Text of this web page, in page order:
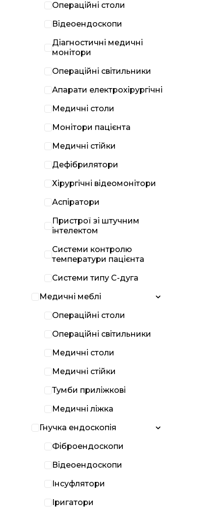
Операційні столи
Відеоендоскопи
Діагностичні медичні
монітори
Операційні світильники
Апарати електрохірургічні
Медичні столи
Монітори пацієнта
Медичні стійки
Дефібрилятори
Хірургічні відеомонітори
Аспіратори
Пристрої зі штучним
інтелектом
Системи контролю
температури пацієнта
Системи типу С-дуга
Медичні меблі
Операційні столи
Операційні світильники
Медичні столи
Медичні стійки
Тумби приліжкові
Медичні ліжка
Гнучка ендоскопія
Фіброендоскопи
Відеоендоскопи
Інсуфлятори
Іригатори